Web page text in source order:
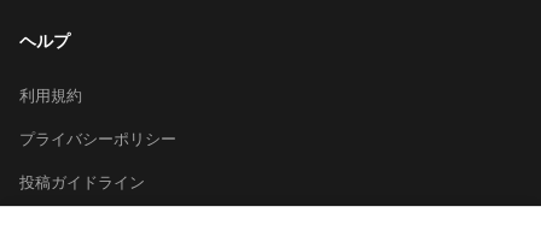
ヘルプ
利用規約
プライバシーポリシー
投稿ガイドライン